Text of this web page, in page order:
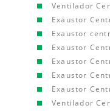
Ventilador
Exaustor
Exaustor
Exaustor
Exaustor
Exaustor
Exaustor
Ventilador